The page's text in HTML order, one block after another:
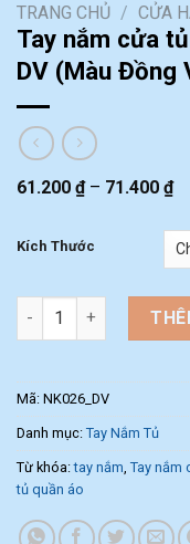
TRANG CHỦ / CỬA
Tay nắm cửa
DV (Màu Đồng
61.200 ₫– 71.400 ₫
Kích Thước
Tay nắm cửa tủ
Mã: NK026_DV
Danh mục: Tay Nắm Tủ
Từ khóa:tay nắm Tay nắm
tủ quần áo